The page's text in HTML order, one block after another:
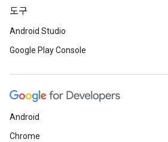
도구
Android Studio
Google Play Console
Android
Chrome